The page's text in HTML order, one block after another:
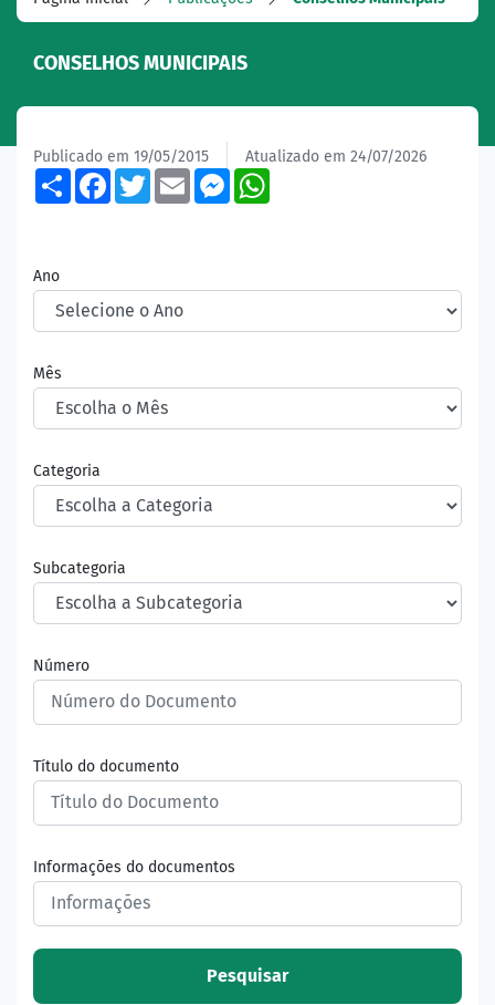
CONSELHOS MUNICIPAIS
Publicado em 19/05/2015 Atualizado em 24/07/2026
ShareFacebook
TwitterEmailMessenger
Ano
Mês
Categoria
Subcategoria
Número
Título do documento
Informações do documentos
Pesquisar